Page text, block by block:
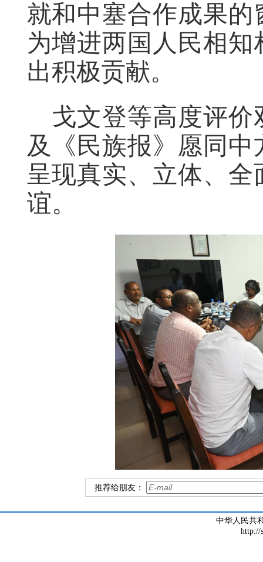
就和中塞合作成果
为增进两国人民相
出积极贡献。
戈文登等高度评
及《民族报》愿同
呈现真实、立体、
谊。
推荐给朋友：
中华人民共
http://